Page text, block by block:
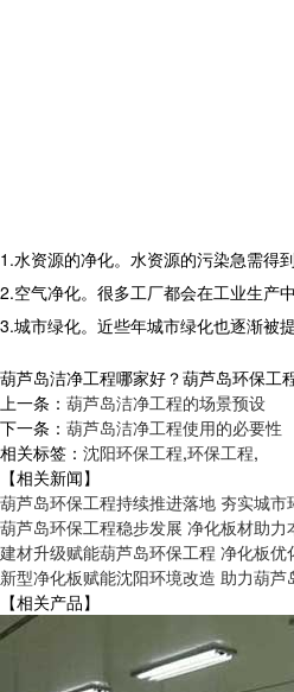
1.水资源的净化。水资源的污染急需得
2.空气净化。很多工厂都会在工业生产
3.城市绿化。近些年城市绿化也逐渐被
葫芦岛洁净工程哪家好？葫芦岛环保工
上一条： 葫芦岛洁净工程的场景预设
下一条： 葫芦岛洁净工程使用的必要性
相关标签： 沈阳环保工程,环保工程,
【相关新闻】
葫芦岛环保工程持续推进落地 夯实城市
葫芦岛环保工程稳步发展 净化板材助力
建材升级赋能葫芦岛环保工程 净化板优
新型净化板赋能沈阳环境改造 助力葫芦
【相关产品】